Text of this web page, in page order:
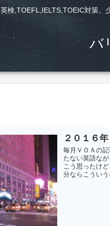
英検,TOEFL,IELTS,TOEIC対策
バ
２０１６
毎月ＶＯＡの
たない英語な
こう思ったけ
分ならこうい